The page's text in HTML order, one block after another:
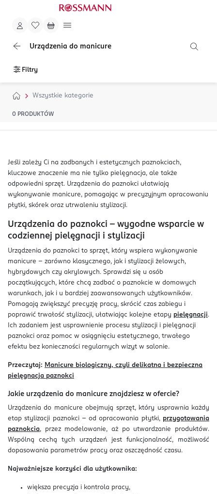
Urządzenia do manicure
Filtry
Wszystkie kategorie
0 PRODUKTÓW
Jeśli zależy Ci na zadbanych i estetycznych paznokciach,
kluczowe znaczenie ma nie tylko pielęgnacja, ale także
odpowiedni sprzęt. Urządzenia do paznokci ułatwiają
wykonywanie manicure, pomagając w precyzyjnym opracowaniu
płytki, skórek oraz utrwaleniu stylizacji.
Urządzenia do paznokci – wygodne wsparcie w
codziennej pielęgnacji i stylizacji
Urządzenia do paznokci to sprzęt, który wspiera wykonywanie
manicure – zarówno klasycznego, jak i stylizacji żelowych,
hybrydowych czy akrylowych. Sprawdzi się u osób
początkujących, które chcą zadbać o paznokcie w domowych
warunkach, jak i u bardziej zaawansowanych użytkowników.
Pomagają zwiększyć precyzję pracy, skrócić czas zabiegu i
poprawić trwałość stylizacji, ułatwiając kolejne etapy pielęgnacji.
Ich zadaniem jest usprawnienie procesu stylizacji i pielęgnacji
paznokci oraz pomoc w osiągnięciu estetycznego, trwałego
efektu bez konieczności regularnych wizyt w salonie.
Przeczytaj: Manicure biologiczny, czyli delikatna i bezpieczna
pielęgnacja paznokci
Jakie urządzenia do manicure znajdziesz w ofercie?
Urządzenia do manicure obejmują sprzęt, który usprawnia każdy
etap stylizacji paznokci – od opracowania płytki, przygotowania
paznokcia, przez modelowanie, aż po utwardzanie produktów.
Wspólną cechą tych urządzeń jest funkcjonalność, możliwość
dopasowania parametrów pracy oraz oszczędność czasu.
Najważniejsze korzyści dla użytkownika:
większa precyzja i kontrola pracy,